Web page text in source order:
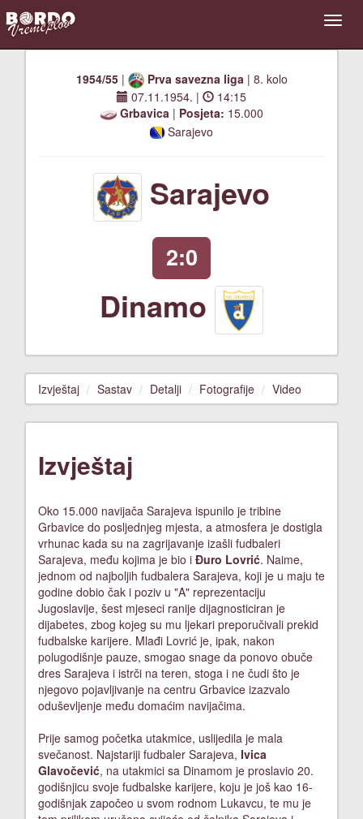
1954/55| Prva savezna liga| 8. kolo
07.11.1954. |
14:15
Grbavica| Posjeta: 15.000
Sarajevo
Sarajevo
2:0
Dinamo
Izvještaj Sastav Detalji Fotografije Video
Izvještaj
Oko 15.000 navijača Sarajeva ispunilo je tribine
Grbavice do posljednjeg mjesta, a atmosfera je dostigla
vrhunac kada su na zagrijavanje izašli fudbaleri
Sarajeva, među kojima je bio i Đuro Lovrić. Naime,
jednom od najboljih fudbalera Sarajeva, koji je u maju te
godine dobio čak i poziv u "A" reprezentaciju
Jugoslavije, šest mjeseci ranije dijagnosticiran je
dijabetes, zbog kojeg su mu ljekari preporučivali prekid
fudbalske karijere. Mlađi Lovrić je, ipak, nakon
polugodišnje pauze, smogao snage da ponovo obuče
dres Sarajeva i istrči na teren, stoga i ne čudi što je
njegovo pojavljivanje na centru Grbavice izazvalo
oduševljenje među domaćim navijačima.
Prije samog početka utakmice, uslijedila je mala
svečanost. Najstariji fudbaler Sarajeva, Ivica
Glavočević, na utakmici sa Dinamom je proslavio 20.
godišnjicu svoje fudbalske karijere, koju je još kao 16-
godišnjak započeo u svom rodnom Lukavcu, te mu je